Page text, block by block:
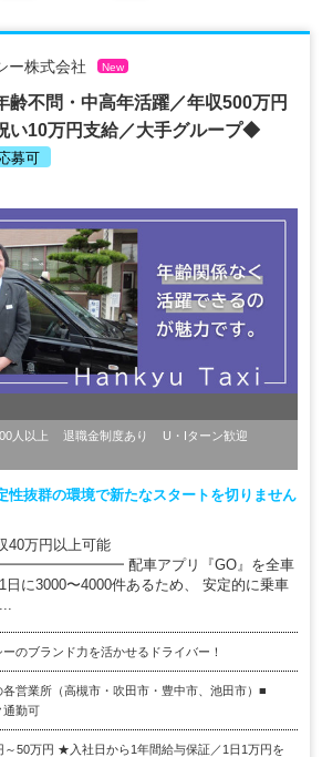
ー株式会社 New
不問・中高年活躍／年収500万円
い10万円支給／大手グループ◆
募可
人以上 退職金制度あり
U・Iターン歓迎
抜群の環境で新たなスタートを切りません
40万円以上可能
配車アプリ『GO』を全車
日に3000〜4000件あるため、 安定的に乗車
のブランド力を活かせるドライバー！
各営業所（高槻市・吹田市・豊中市、池田市）■
通勤可
～50万円 ★入社日から1年間給与保証／1日1万円を